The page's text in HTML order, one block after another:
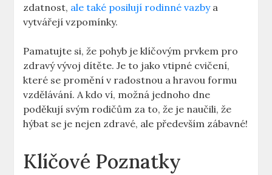
zdatnost, ale také posilují rodinné vazbya
vytvářejí vzpomínky.
Pamatujte si, že pohyb je klíčovým prvkem pro
zdravý vývoj dítěte. Je to jako vtipné cvičení,
které se promění v radostnou a hravou formu
vzdělávání. A kdo ví, možná jednoho dne
poděkují svým rodičům za to, že je naučili, že
hýbat se je nejen zdravé, ale především zábavné!
Klíčové Poznatky